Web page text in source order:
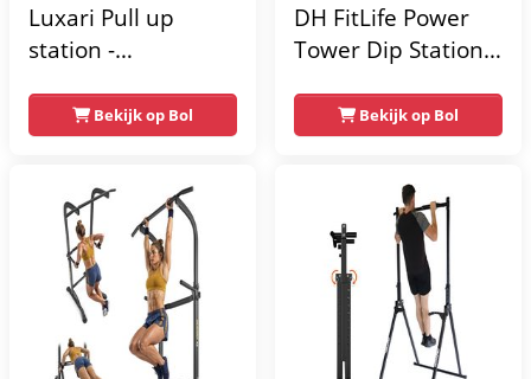
Luxari Pull up
station -
- Dip Station - Pull
Up Bar -
Krachtstation -
Power Rack -
Verstelbaar -
Krachttraining
Bekijk op Bol
DH FitLife Power
Tower Dip Station |
vrijstaand | dip
barren rugtrainer |
krachtstation
krachttoren |
fitnessstation |
power rack voor
thuis gym |
krachttraining voor
thuis
Bekijk op Bol